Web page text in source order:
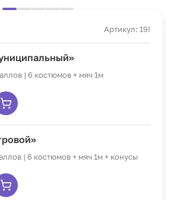
Артикул: 19I
| 6 костюмов + мяч 1м
| 6 костюмов + мяч 1м + конусы